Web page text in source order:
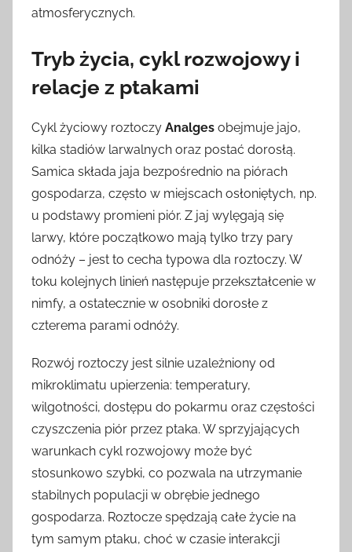
atmosferycznych.
Tryb życia, cykl rozwojowy i
relacje z ptakami
Cykl życiowy roztoczy Analges obejmuje jajo,
kilka stadiów larwalnych oraz postać dorosłą.
Samica składa jaja bezpośrednio na piórach
gospodarza, często w miejscach osłoniętych, np.
u podstawy promieni piór. Z jaj wylęgają się
larwy, które początkowo mają tylko trzy pary
odnóży – jest to cecha typowa dla roztoczy. W
toku kolejnych linień następuje przekształcenie w
nimfy, a ostatecznie w osobniki dorosłe z
czterema parami odnóży.
Rozwój roztoczy jest silnie uzależniony od
mikroklimatu upierzenia: temperatury,
wilgotności, dostępu do pokarmu oraz częstości
czyszczenia piór przez ptaka. W sprzyjających
warunkach cykl rozwojowy może być
stosunkowo szybki, co pozwala na utrzymanie
stabilnych populacji w obrębie jednego
gospodarza. Roztocze spędzają całe życie na
tym samym ptaku, choć w czasie interakcji